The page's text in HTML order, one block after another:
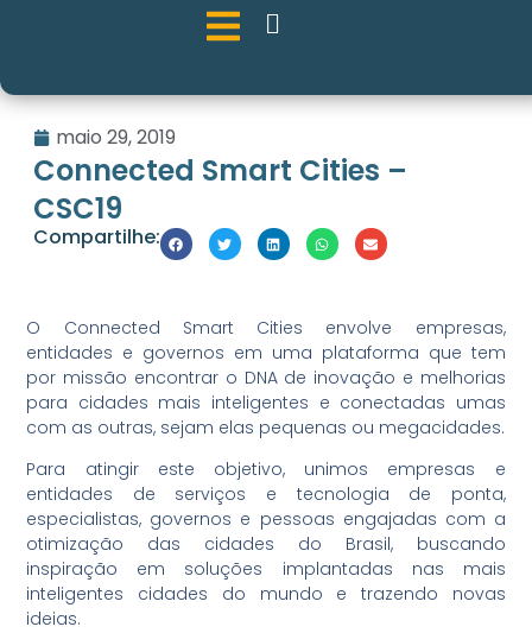
maio 29, 2019
Connected Smart Cities –
CSC19
Compartilhe:
O Connected Smart Cities envolve empresas,
entidades e governos em uma plataforma que tem
por missão encontrar o DNA de inovação e melhorias
para cidades mais inteligentes e conectadas umas
com as outras, sejam elas pequenas ou megacidades.
Para atingir este objetivo, unimos empresas e
entidades de serviços e tecnologia de ponta,
especialistas, governos e pessoas engajadas com a
otimização das cidades do Brasil, buscando
inspiração em soluções implantadas nas mais
inteligentes cidades do mundo e trazendo novas
ideias.